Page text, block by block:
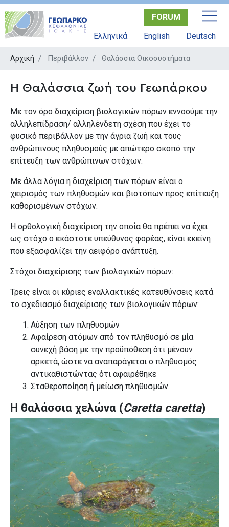
Παράκαμψη
περιεχόμενο
FORUM
Ελληνικά
English Deutsch
Αρχική Περιβάλλον Θαλάσσια Οικοσυστήματα
Η Θαλάσσια ζωή του Γεωπάρκου
Με τον όρο διαχείριση βιολογικών πόρων εννοούμε την
αλληλεπίδραση/ αλληλένδετη σχέση που έχει το
φυσικό περιβάλλον με την άγρια ζωή και τους
ανθρώπινους πληθυσμούς με απώτερο σκοπό την
επίτευξη των ανθρώπινων στόχων.
Με άλλα λόγια η διαχείριση των πόρων είναι ο
χειρισμός των πληθυσμών και βιοτόπων προς επίτευξη
καθορισμένων στόχων.
Η ορθολογική διαχείριση την οποία θα πρέπει να έχει
ως στόχο ο εκάστοτε υπεύθυνος φορέας, είναι εκείνη
που εξασφαλίζει την αειφόρο ανάπτυξη.
Στόχοι διαχείρισης των βιολογικών πόρων:
Τρεις είναι οι κύριες εναλλακτικές κατευθύνσεις κατά
το σχεδιασμό διαχείρισης των βιολογικών πόρων:
Αύξηση των πληθυσμών
Αφαίρεση ατόμων από τον πληθυσμό σε μία
συνεχή βάση με την προϋπόθεση ότι μένουν
αρκετά, ώστε να αναπαράγεται ο πληθυσμός
αντικαθιστώντας ότι αφαιρέθηκε
Σταθεροποίηση ή μείωση πληθυσμών.
Η θαλάσσια χελώνα (Caretta caretta)